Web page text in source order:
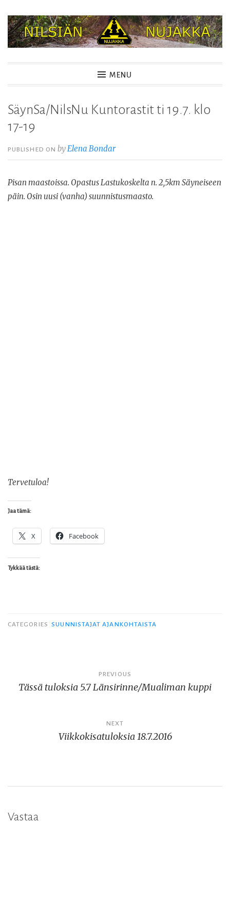
Skip
content
NILSIÄN NUJAKKA
MENU
SäynSa/NilsNu Kuntorastit ti 19.7. klo
17-19
PUBLISHED ONby Elena Bondar
Pisan maastoissa. Opastus Lastukoskelta n. 2,5km Säyneiseen
päin. Osin uusi (vanha) suunnistusmaasto.
Tervetuloa!
Jaa tämä:
X Facebook
Tykkää tästä:
CATEGORIES SUUNNISTAJAT AJANKOHTAISTA
selaus
PREVIOUS
Tässä tuloksia 5.7 Länsirinne/Mualiman kuppi
NEXT
Viikkokisatuloksia 18.7.2016
Vastaa